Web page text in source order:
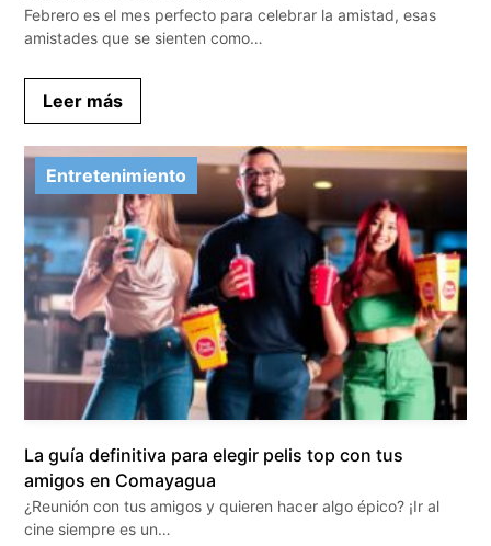
Febrero es el mes perfecto para celebrar la amistad, esas
amistades que se sienten como…
Leer más
Entretenimiento
La guía definitiva para elegir pelis top con tus
amigos en Comayagua
¿Reunión con tus amigos y quieren hacer algo épico? ¡Ir al
cine siempre es un…